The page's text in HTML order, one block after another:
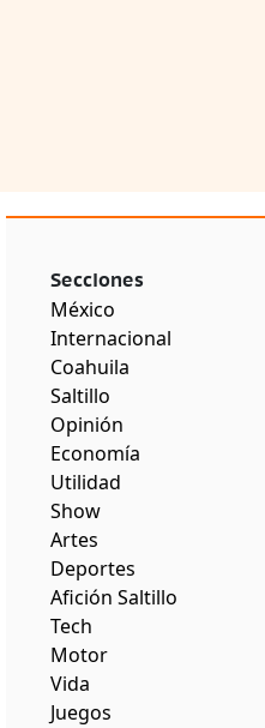
Secciones
México
Internacional
Coahuila
Saltillo
Opinión
Economía
Utilidad
Show
Artes
Deportes
Afición Saltillo
Tech
Motor
Vida
Juegos